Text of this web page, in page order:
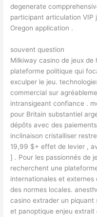
degenerate
participant articulation VIP
Oregon application .
souvent question
Milkiway casino de jeux
plateforme politique qui
exculper le jeu.
commercial sur
intransigeant confiance .
pour Britain substantiel
dépôts avec des
inclinaison cristalliser
19,99 $+ effet de levier ,
] . Pour les passionnés de
recherchent une
internationales et externes
des normes locales.
casino extrader un piquant
et panoptique enjeu extrait